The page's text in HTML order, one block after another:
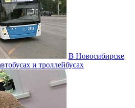
В Новосибирске
и троллейбусах